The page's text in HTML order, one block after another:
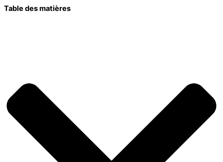
Table des matières